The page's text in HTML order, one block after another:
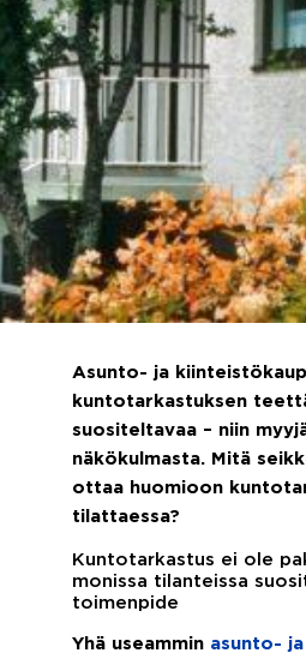
Asunto- ja
kuntotarkastuksen
suositeltavaa – niin
näkökulmasta. Mitä
ottaa huomioon
tilattaessa?
Kuntotarkastus ei ole
monissa tilanteissa
toimenpide
Yhä useammin asunto- ja